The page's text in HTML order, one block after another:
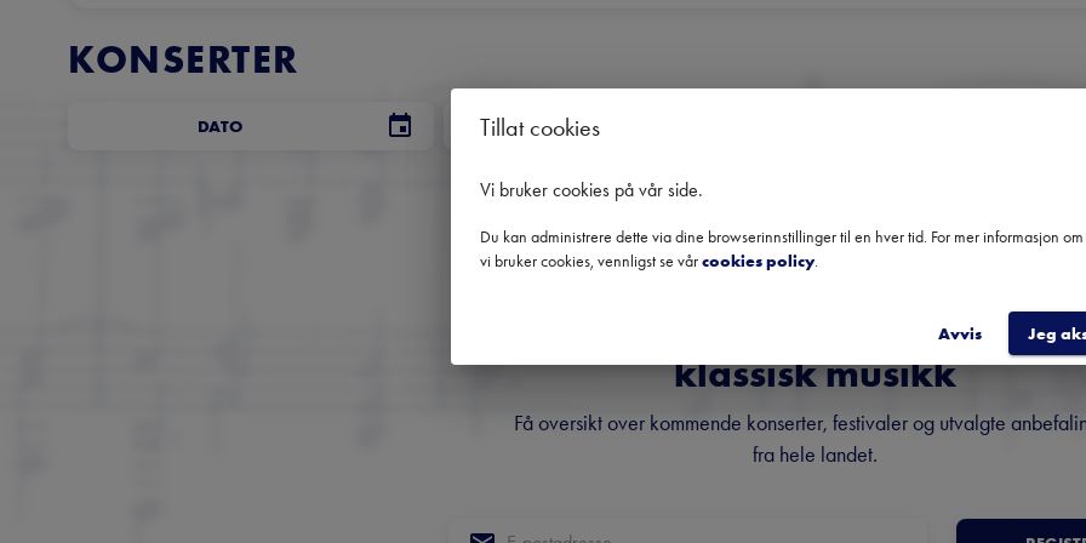
KONSERTER
DATO
Bruk datofilteret for å se tidligere konserter.
Norges fremste nyhetsbrev
klassisk musikk
Få oversikt over kommende konserter, festivaler og utvalgte
fra hele landet.
Tillat cookies
Vi bruker cookies på vår side.
Du kan administrere dette via dine browserinnstillinger til en hver tid. For mer informasjon
vi bruker cookies, vennligst se vårcookies policy.
Avvis Jeg